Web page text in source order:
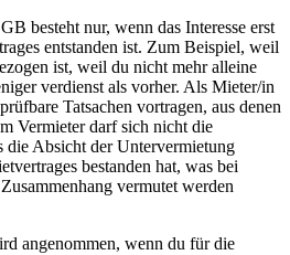
besteht nur, wenn das Interesse erst
entstanden ist. Zum Beispiel, weil
ist, weil du nicht mehr alleine
verdienst als vorher. Als Mieter/in
Tatsachen vortragen, aus denen
Vermieter darf sich nicht die
die Absicht der Untervermietung
bestanden hat, was bei
vermutet werden
angenommen, wenn du für die